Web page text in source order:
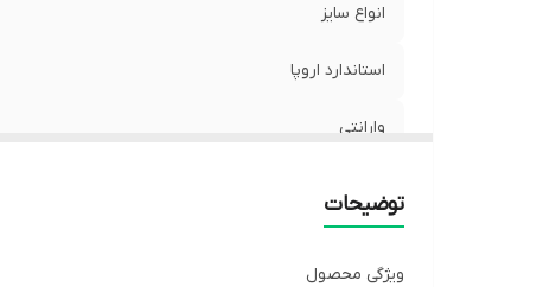
انواع سایز
استاندارد اروپا
وارانتی
توضیحات
ویژگی محصول